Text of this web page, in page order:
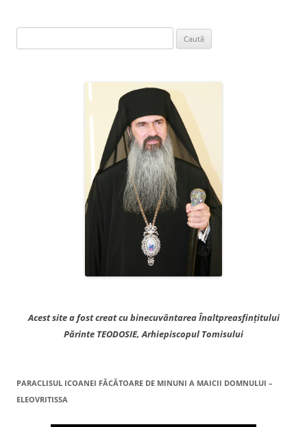
după:
Acest site a fost creat cu binecuvântarea Înaltpreasfințitului
Părinte TEODOSIE, Arhiepiscopul Tomisului
PARACLISUL ICOANEI FĂCĂTOARE DE MINUNI A MAICII DOMNULUI –
ELEOVRITISSA